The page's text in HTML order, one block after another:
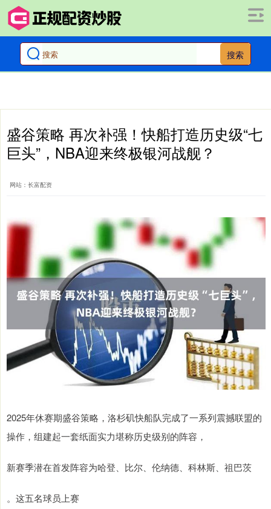
搜索
盛谷策略 再次补强！快船打造历史级“七
巨头”，NBA迎来终极银河战舰？
网站：长富配资
2025年休赛期盛谷策略，洛杉矶快船队完成了一系列震撼联盟的
操作，组建起一套纸面实力堪称历史级别的阵容，
新赛季潜在首发阵容为哈登、比尔、伦纳德、科林斯、祖巴茨
。这五名球员上赛